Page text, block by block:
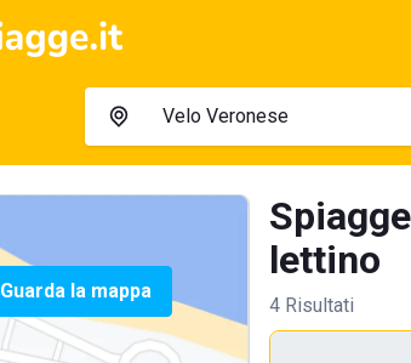
Guarda la mappa
lettino
4 Risultati